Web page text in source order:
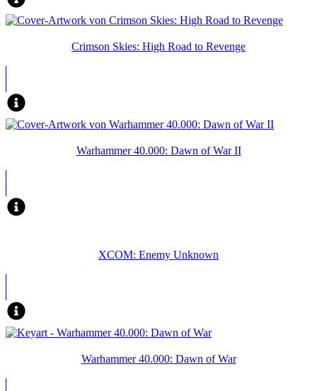
Crimson Skies: High Road to Revenge
Warhammer 40.000: Dawn of War II
XCOM: Enemy Unknown
Warhammer 40.000: Dawn of War